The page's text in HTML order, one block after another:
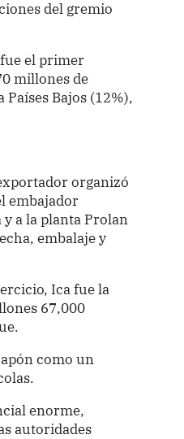
del gremio
el primer
millones de
Bajos (12%),
organizó
embajador
a la planta Prolan
embalaje y
Ica fue la
67,000
como un
enorme,
autoridades